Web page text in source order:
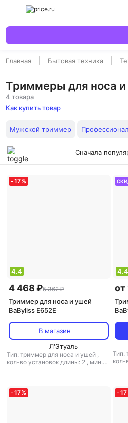
Главная Бытовая техника
Триммеры для носа
4 товара
Как купить товар
Мужской триммер
Сначала
-17%
4.4
4 468 ₽5 362 ₽
Триммер для носа и ушей
BaByliss E652E
В магазин
Л'Этуаль
Тип: триммер для носа и ушей ,
кол-во установок длины: 2 , мин.
4.4
от
Тип:
кол-
-17% -17